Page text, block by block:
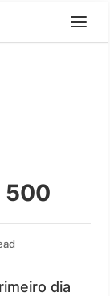
500
dia